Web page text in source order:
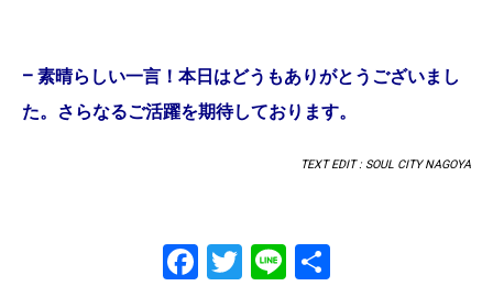
– 素晴らしい一言！本日はどうもありがとうございまし
た。さらなるご活躍を期待しております。
TEXT EDIT : SOUL CITY NAGOYA
Facebook
Twitter
Line